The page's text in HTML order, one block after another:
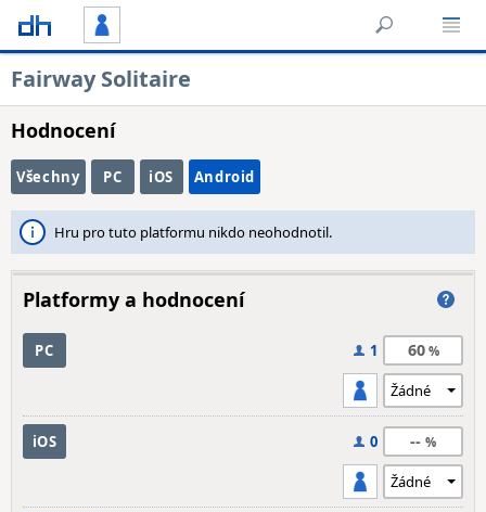
Fairway Solitaire
Hodnocení
Všechny PC iOS Android
Hru pro tuto platformu nikdo neohodnotil.
Platformy a hodnocení
PC 1 60
iOS 0 --